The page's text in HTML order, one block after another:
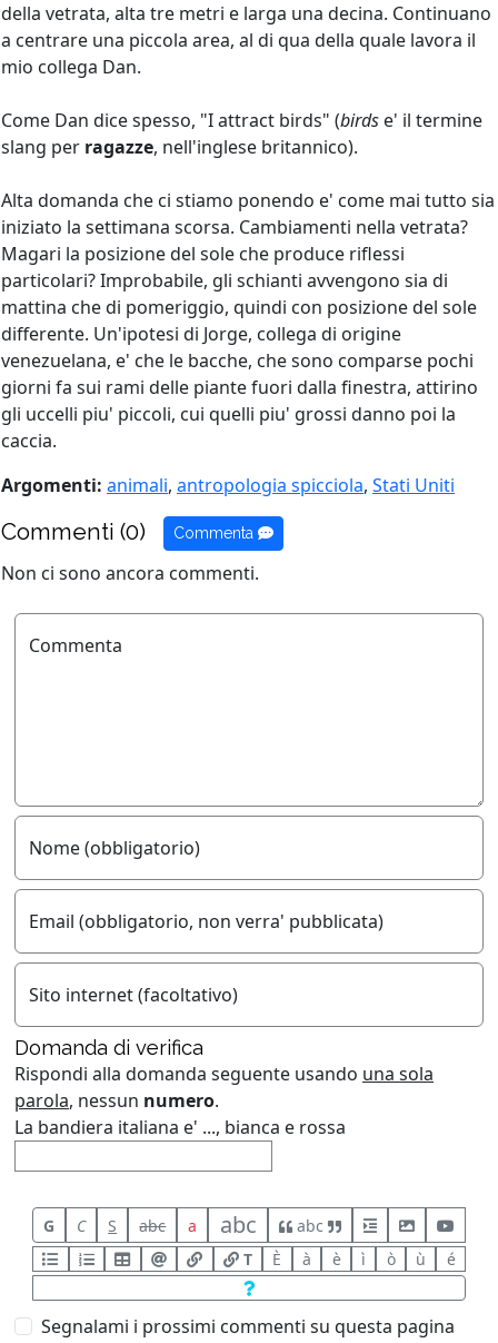
della vetrata, alta tre metri e larga una decina. Continuano
a centrare una piccola area, al di qua della quale lavora il
mio collega Dan.
Come Dan dice spesso, "I attract birds" (birds e' il termine
slang per ragazze, nell'inglese britannico).
Alta domanda che ci stiamo ponendo e' come mai tutto sia
iniziato la settimana scorsa. Cambiamenti nella vetrata?
Magari la posizione del sole che produce riflessi
particolari? Improbabile, gli schianti avvengono sia di
mattina che di pomeriggio, quindi con posizione del sole
differente. Un'ipotesi di Jorge, collega di origine
venezuelana, e' che le bacche, che sono comparse pochi
giorni fa sui rami delle piante fuori dalla finestra, attirino
gli uccelli piu' piccoli, cui quelli piu' grossi danno poi la
caccia.
Argomenti: animali, antropologia spicciola, Stati Uniti
Commenti (0) Commenta
Non ci sono ancora commenti.
Commenta
Nome (obbligatorio)
Email (obbligatorio, non verra' pubblicata)
Sito internet (facoltativo)
Domanda di verifica
Rispondi alla domanda seguente usando una sola
parola, nessun numero.
La bandiera italiana e' ..., bianca e rossa
G C S abc a abc
abc
T
È à è ì ò ù é
Segnalami i prossimi commenti su questa pagina